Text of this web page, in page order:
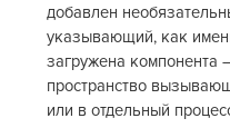
добавлен
указывающий, как
загружена компонента
пространство
или в отдельный